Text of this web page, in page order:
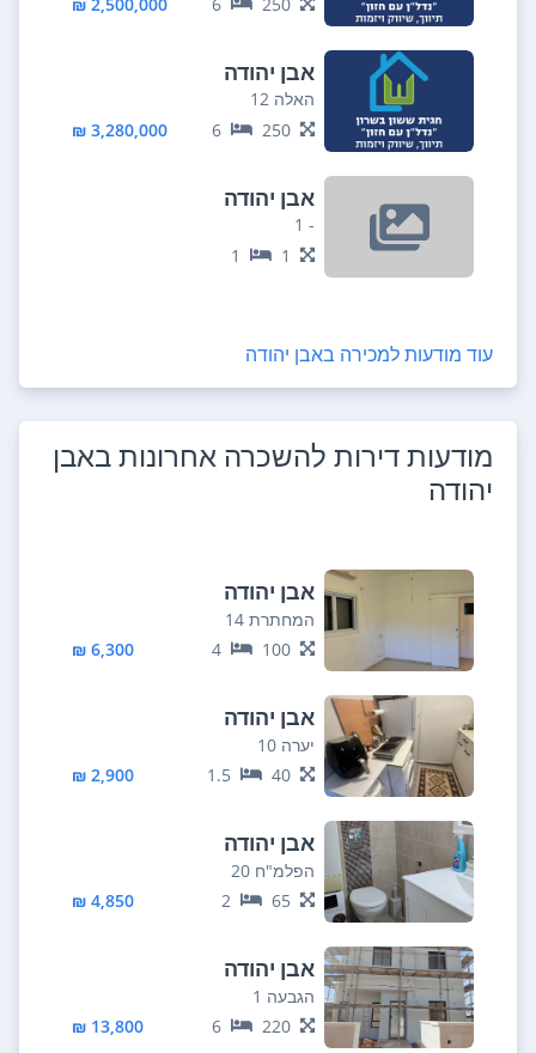
אבן יהודה
האלה 12
250
6
3,280,000 ₪
אבן יהודה
- 1
1
1
עוד מודעות למכירה באבן יהודה
מודעות דירות להשכרה אחרונות באבן
יהודה
אבן יהודה
המחתרת 14
100
4
6,300 ₪
אבן יהודה
יערה 10
40
1.5
2,900 ₪
אבן יהודה
הפלמ"ח 20
65
2
4,850 ₪
אבן יהודה
הגבעה 1
220
6
13,800 ₪